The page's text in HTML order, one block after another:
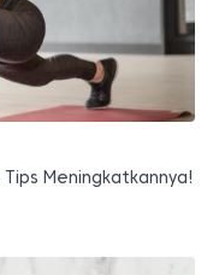
Meningkatkannya!